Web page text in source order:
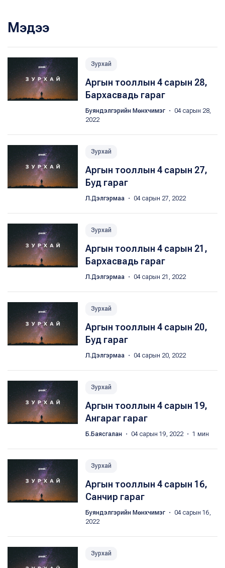
Мэдээ
Зурхай
Аргын тооллын 4 сарын 28,
Бархасвадь гараг
Буяндэлгэрийн Мөнхчимэг ・ 04 сарын 28,
2022
Зурхай
Аргын тооллын 4 сарын 27,
Буд гараг
Л.Дэлгэрмаа ・ 04 сарын 27, 2022
Зурхай
Аргын тооллын 4 сарын 21,
Бархасвадь гараг
Л.Дэлгэрмаа ・ 04 сарын 21, 2022
Зурхай
Аргын тооллын 4 сарын 20,
Буд гараг
Л.Дэлгэрмаа ・ 04 сарын 20, 2022
Зурхай
Аргын тооллын 4 сарын 19,
Ангараг гараг
Б.Баясгалан ・ 04 сарын 19, 2022 ・ 1 мин
Зурхай
Аргын тооллын 4 сарын 16,
Санчир гараг
Буяндэлгэрийн Мөнхчимэг ・ 04 сарын 16,
2022
Зурхай